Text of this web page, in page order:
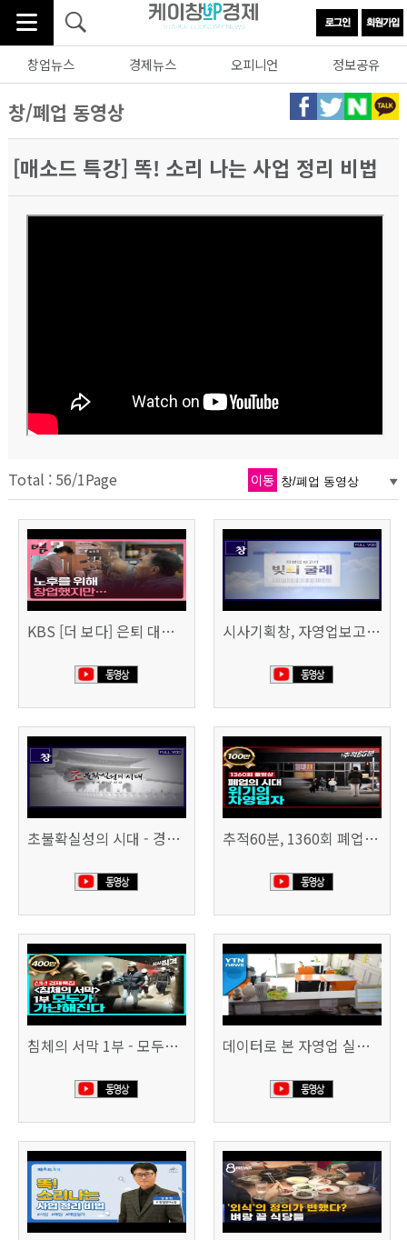
창업뉴스 경제뉴스 오피니언 정보공유
창/폐업 동영상
[매소드 특강] 똑! 소리 나는 사업 정리 비법
Total : 56/1Page 이동
KBS [더 보다] 은퇴 대신 폐업 시사기획창, 자영업보고서 빚의 굴레 507회 (KBS 25.6.10)
초불확실성의 시대 - 경제를 구하라 494회 (KBS 25.2.11) 추적60분, 1360회 폐업의 시대, 위기의 자영업자
침체의 서막 1부 - 모두가 가난해진다 | 시사직격 신년특집 데이터로 본 자영업 실태 - 매출 '뚝', 장수 업소도 '휘청'